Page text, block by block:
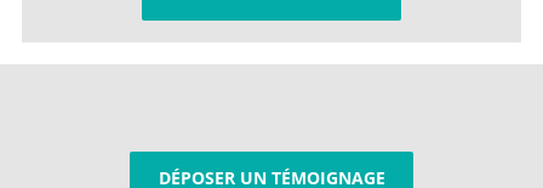
DÉPOSER UN TÉMOIGNAGE